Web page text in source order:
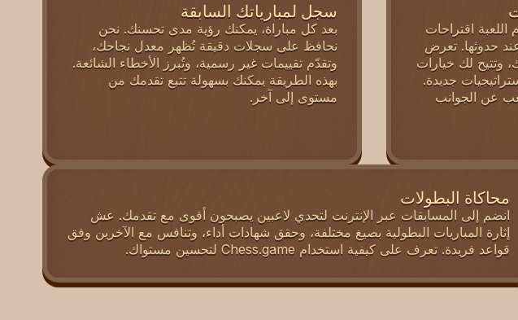
اقتراحات
حدوثها. تعرض
وتتيح لك خيارات
جديدة.
عن الجوانب
سجل لمبارياتك السابقة
بعد كل مباراة، يمكنك رؤية مدى تحسنك. نحن
نحافظ على سجلات دقيقة تُظهر معدل نجاحك،
وتقدّم تقييمات غير رسمية، وتُبرز الأخطاء الشائعة.
بهذه الطريقة يمكنك بسهولة تتبع تقدمك من
مستوى إلى آخر.
محاكاة البطولات
انضم إلى المسابقات عبر الإنترنت لتحدي لاعبين يصبحون أقوى مع تقدمك. عش
إثارة المباريات البطولية بصيغ مختلفة، وحقق شهادات أداء، وتنافس مع الآخرين وفق
قواعد فريدة. تعرف على كيفية استخدام Chess.game لتحسين مستواك.